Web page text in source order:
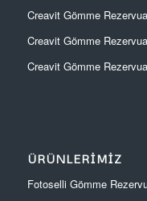
Creavit Gömme
Creavit Gömme
Creavit Gömme
ÜRÜNLERIMIZ
Fotoselli Gömme